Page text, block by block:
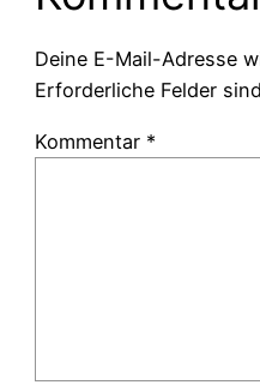
Deine E-Mail-Adresse
Erforderliche Felder
Kommentar *